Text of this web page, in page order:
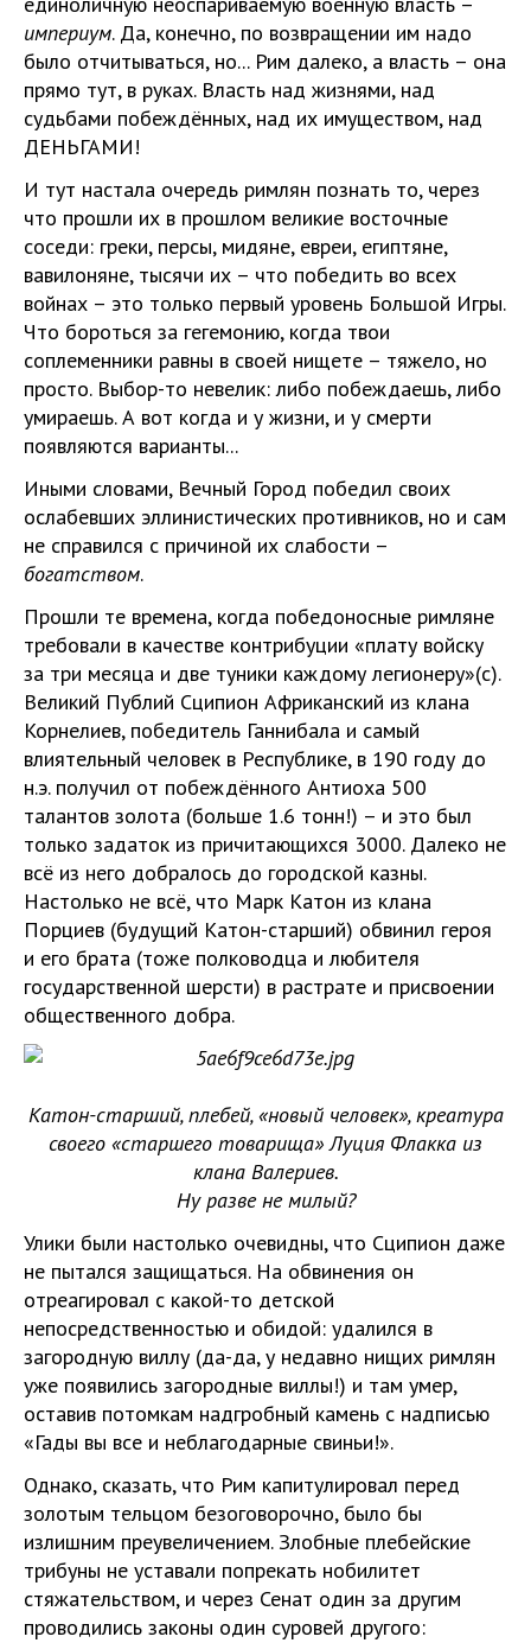
империум. Да, конечно, по возвращении им надо
было отчитываться, но... Рим далеко, а власть – она
прямо тут, в руках. Власть над жизнями, над
судьбами побеждённых, над их имуществом, над
ДЕНЬГАМИ!
И тут настала очередь римлян познать то, через
что прошли их в прошлом великие восточные
соседи: греки, персы, мидяне, евреи, египтяне,
вавилоняне, тысячи их – что победить во всех
войнах – это только первый уровень Большой Игры.
Что бороться за гегемонию, когда твои
соплеменники равны в своей нищете – тяжело, но
просто. Выбор-то невелик: либо побеждаешь, либо
умираешь. А вот когда и у жизни, и у смерти
появляются варианты...
Иными словами, Вечный Город победил своих
ослабевших эллинистических противников, но и сам
не справился с причиной их слабости –
богатством.
Прошли те времена, когда победоносные римляне
требовали в качестве контрибуции «плату войску
за три месяца и две туники каждому легионеру»(с).
Великий Публий Сципион Африканский из клана
Корнелиев, победитель Ганнибала и самый
влиятельный человек в Республике, в 190 году до
н.э. получил от побеждённого Антиоха 500
талантов золота (больше 1.6 тонн!) – и это был
только задаток из причитающихся 3000. Далеко не
всё из него добралось до городской казны.
Настолько не всё, что Марк Катон из клана
Порциев (будущий Катон-старший) обвинил героя
и его брата (тоже полководца и любителя
государственной шерсти) в растрате и присвоении
общественного добра.
Катон-старший, плебей, «новый человек», креатура
своего «старшего товарища» Луция Флакка из
клана Валериев.
Ну разве не милый?
Улики были настолько очевидны, что Сципион даже
не пытался защищаться. На обвинения он
отреагировал с какой-то детской
непосредственностью и обидой: удалился в
загородную виллу (да-да, у недавно нищих римлян
уже появились загородные виллы!) и там умер,
оставив потомкам надгробный камень с надписью
«Гады вы все и неблагодарные свиньи!».
Однако, сказать, что Рим капитулировал перед
золотым тельцом безоговорочно, было бы
излишним преувеличением. Злобные плебейские
трибуны не уставали попрекать нобилитет
стяжательством, и через Сенат один за другим
проводились законы один суровей другого: